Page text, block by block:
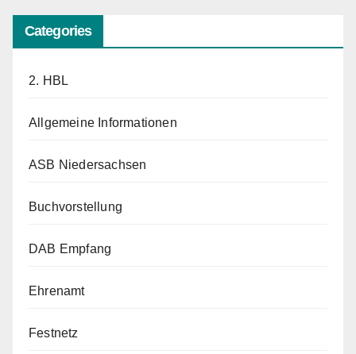
Categories
2. HBL
Allgemeine Informationen
ASB Niedersachsen
Buchvorstellung
DAB Empfang
Ehrenamt
Festnetz